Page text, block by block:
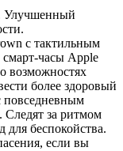
Улучшенный
с тактильным
смарт-часы Apple
возможностях
более здоровый
повседневным
Следят за ритмом
для беспокойства.
если вы